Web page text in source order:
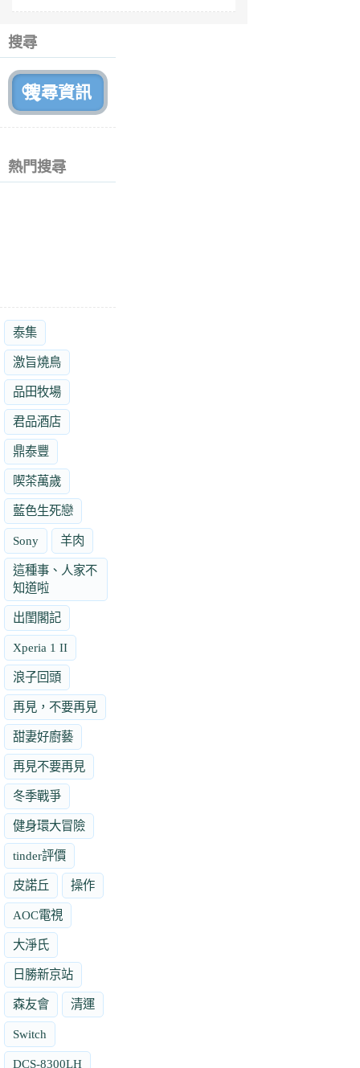
搜尋
熱門搜尋
泰集
激旨燒鳥
品田牧場
君品酒店
鼎泰豐
喫茶萬歲
藍色生死戀
Sony 羊肉
這種事、人家不
知道啦
出閨閣記
Xperia 1 II
浪子回頭
再見，不要再見
甜妻好廚藝
再見不要再見
冬季戰爭
健身環大冒險
tinder評價
皮諾丘 操作
AOC電視
大淨氏
日勝新京站
森友會 清運
Switch
DCS-8300LH